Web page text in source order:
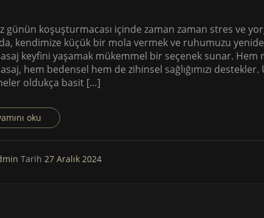
günün koşuşturmacası içinde zaman zaman stres ve
kendimize küçük bir mola vermek ve ruhumuzu
keyfini yaşamak mükemmel bir seçenek sunar. Hem
hem bedensel hem de zihinsel sağlığımızı
oldukça basit […]
oku
Tarih 27 Aralık 2024